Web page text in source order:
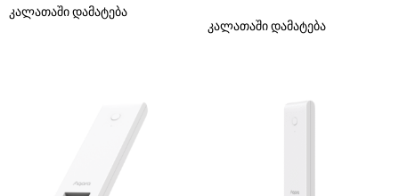
კალათაში დამატება
კალათაში დამატება